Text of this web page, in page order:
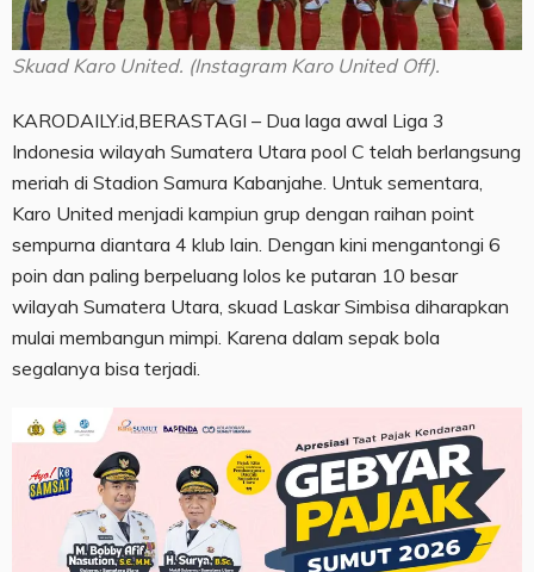
Skuad Karo United. (Instagram Karo United Off).
KARODAILY.id,BERASTAGI – Dua laga awal Liga 3
Indonesia wilayah Sumatera Utara pool C telah berlangsung
meriah di Stadion Samura Kabanjahe. Untuk sementara,
Karo United menjadi kampiun grup dengan raihan point
sempurna diantara 4 klub lain. Dengan kini mengantongi 6
poin dan paling berpeluang lolos ke putaran 10 besar
wilayah Sumatera Utara, skuad Laskar Simbisa diharapkan
mulai membangun mimpi. Karena dalam sepak bola
segalanya bisa terjadi.